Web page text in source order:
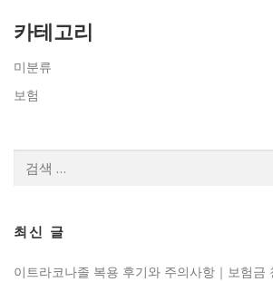
카테고리
미분류
보험
최신 글
이트라코나졸 복용 후기와 주의사항｜보험금